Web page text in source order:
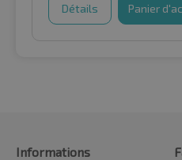
Détails Panier
Informations